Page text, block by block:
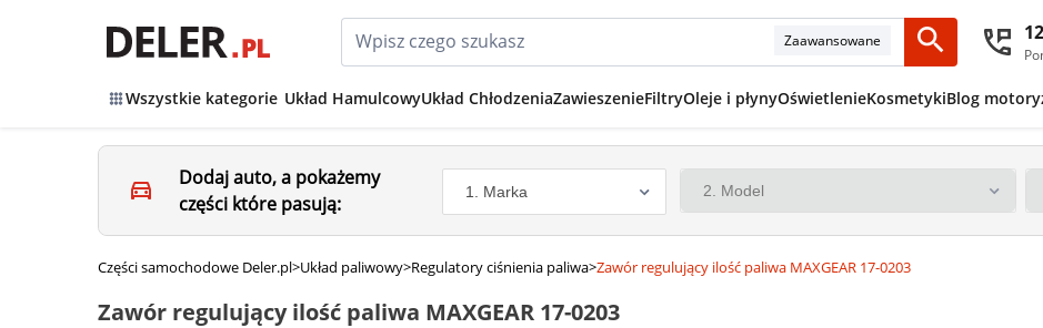
Zaawansowane
Wszystkie kategorie Układ HamulcowyUkład ChłodzeniaZawieszenieFiltryOleje i płynyOświetlenieKosmetykiBlog
Dodaj auto, a pokażemy
części które pasują:
Części samochodowe Deler.pl>Układ paliwowy>Regulatory ciśnienia paliwa>Zawór regulujący ilość paliwa MAXGEAR 17-0203
Zawór regulujący ilość paliwa MAXGEAR 17-0203